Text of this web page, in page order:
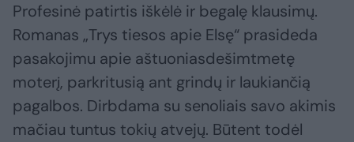
Profesinė patirtis iškėlė ir begalę klausimų.
Romanas „Trys tiesos apie Elsę“ prasideda
pasakojimu apie aštuoniasdešimtmetę
moterį, parkritusią ant grindų ir laukiančią
pagalbos. Dirbdama su senoliais savo akimis
mačiau tuntus tokių atvejų. Būtent todėl